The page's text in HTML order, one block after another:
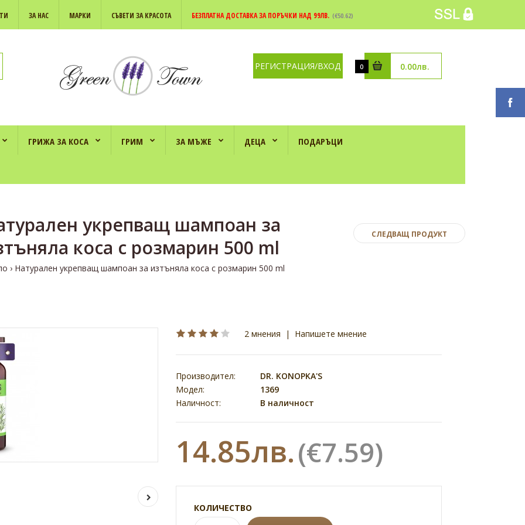
ЗА НАС МАРКИ СЪВЕТИ ЗА КРАСОТА БЕЗПЛАТНА ДОСТАВКА ЗА ПОРЪЧКИ НАД 99ЛВ. (€50.62)
РЕГИСТРАЦИЯ/ВХОД 0 0.00лв.
ГРИЖА ЗА КОСА ГРИМ ЗА МЪЖЕ ДЕЦА ПОДАРЪЦИ
укрепващ шампоан за
коса с розмарин 500 ml
Натурален укрепващ шампоан за изтъняла коса с розмарин 500 ml
СЛЕДВАЩ ПРОДУКТ
2 мнения | Напишете мнение
Производител:
DR. KONOPKA'S
Модел:
1369
Наличност:
В наличност
14.85лв.(€7.59)
КОЛИЧЕСТВО